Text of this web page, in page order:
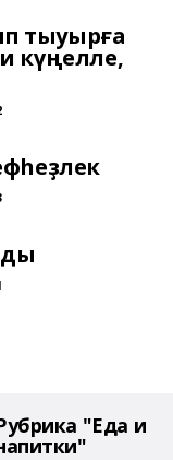
тыуырға
күңелле,
"Еда и